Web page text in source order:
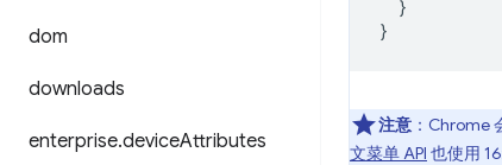
dom
downloads
enterprise.deviceAttributes
}
}
注意 ：Chrome
文菜单 API 也使用